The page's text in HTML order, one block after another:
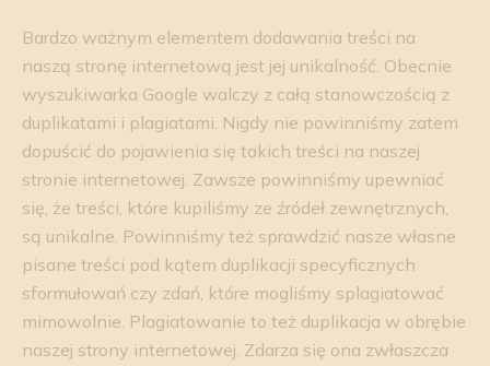
Bardzo ważnym elementem dodawania treści na
naszą stronę internetową jest jej unikalność. Obecnie
wyszukiwarka Google walczy z całą stanowczością z
duplikatami i plagiatami. Nigdy nie powinniśmy zatem
dopuścić do pojawienia się takich treści na naszej
stronie internetowej. Zawsze powinniśmy upewniać
się, że treści, które kupiliśmy ze źródeł zewnętrznych,
są unikalne. Powinniśmy też sprawdzić nasze własne
pisane treści pod kątem duplikacji specyficznych
sformułowań czy zdań, które mogliśmy splagiatować
mimowolnie. Plagiatowanie to też duplikacja w obrębie
naszej strony internetowej. Zdarza się ona zwłaszcza